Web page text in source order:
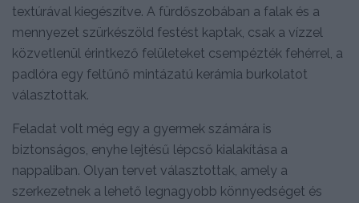
textúrával kiegészítve. A fürdőszobában a falak és a
mennyezet szürkészöld festést kaptak, csak a vízzel
közvetlenül érintkező felületeket csempézték fehérrel, a
padlóra egy feltűnő mintázatú kerámia burkolatot
választottak.
Feladat volt még egy a gyermek számára is
biztonságos, enyhe lejtésű lépcső kialakítása a
nappaliban. Olyan tervet választottak, amely a
szerkezetnek a lehető legnagyobb könnyedséget és